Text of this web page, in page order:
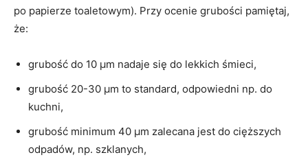
po papierze toaletowym). Przy ocenie grubości pamiętaj,
że:
grubość do 10 µm nadaje się do lekkich śmieci,
grubość 20-30 µm to standard, odpowiedni np. do
kuchni,
grubość minimum 40 µm zalecana jest do cięższych
odpadów, np. szklanych,